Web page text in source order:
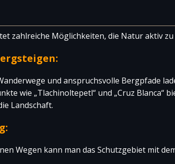
zahlreiche Möglichkeiten, die Natur aktiv
und anspruchsvolle Bergpfade
wie „Tlachinoltepetl“ und „Cruz Blanca“
Landschaft.
Wegen kann man das Schutzgebiet mit